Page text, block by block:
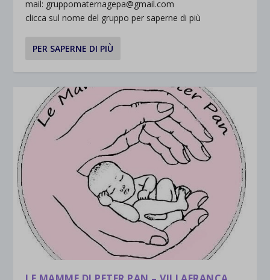
mail: gruppomaternagepa@gmail.com
clicca sul nome del gruppo per saperne di più
PER SAPERNE DI PIÙ